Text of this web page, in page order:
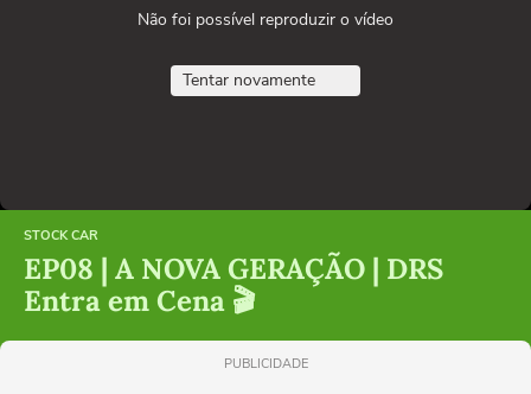
Não foi possível reproduzir o vídeo
Tentar novamente
STOCK CAR
EP08 | A NOVA GERAÇÃO | DRS
Entra em Cena 🎬
PUBLICIDADE